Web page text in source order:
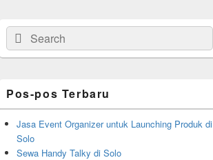
Primary
Sidebar
Widget
Area
Search
for:
Search
Pos-pos Terbaru
Jasa Event Organizer untuk Launching Produk di
Solo
Sewa Handy Talky di Solo